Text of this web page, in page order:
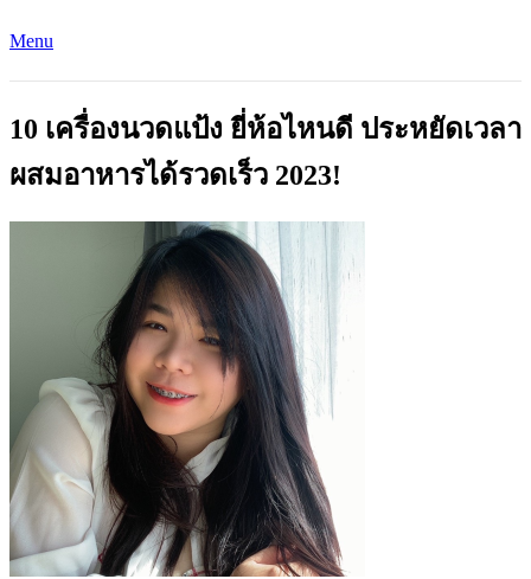
Menu
10 เครื่องนวดแป้ง ยี่ห้อไหนดี ประหยัดเวลา
ผสมอาหารได้รวดเร็ว 2023!